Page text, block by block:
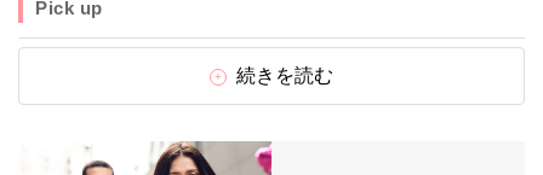
Pick up
続きを読む